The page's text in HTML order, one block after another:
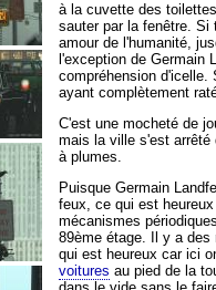
à la cuvette des
sauter par la fenêtre. Si
amour de l'humanité,
l'exception de Germain
compréhension d'icelle.
ayant complètement
C'est une mocheté de
mais la ville s'est arrêté
à plumes.
Puisque Germain
feux, ce qui est
mécanismes
89ème étage. Il y a
qui est heureux car ici
voitures au pied de la